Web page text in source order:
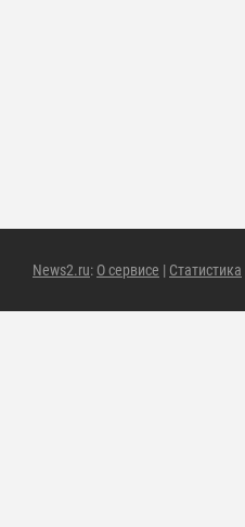
News2.ru: О сервисе | Статистика